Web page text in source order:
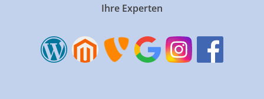
Ihre Experten